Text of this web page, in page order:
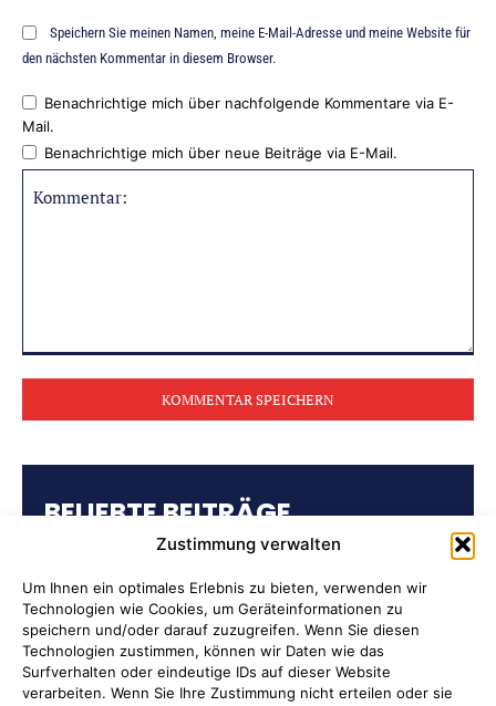
Zustimmung verwalten
Um Ihnen ein optimales Erlebnis zu bieten, verwenden wir
Technologien wie Cookies, um Geräteinformationen zu
speichern und/oder darauf zuzugreifen. Wenn Sie diesen
Technologien zustimmen, können wir Daten wie das
Surfverhalten oder eindeutige IDs auf dieser Website
verarbeiten. Wenn Sie Ihre Zustimmung nicht erteilen oder sie
Speichern Sie meinen Namen, meine E-Mail-Adresse und meine Website für
den nächsten Kommentar in diesem Browser.
Benachrichtige mich über nachfolgende Kommentare via E-
Mail.
Benachrichtige mich über neue Beiträge via E-Mail.
BELIEBTE BEITRÄGE
Kulturring Attendorn präsentiert
Kultursaison 2026/2027
„Oli radelt“… am 10. August nach
Attendorn